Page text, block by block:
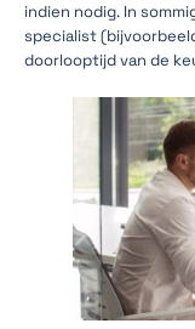
indien nodig. In
specialist
doorlooptijd van de